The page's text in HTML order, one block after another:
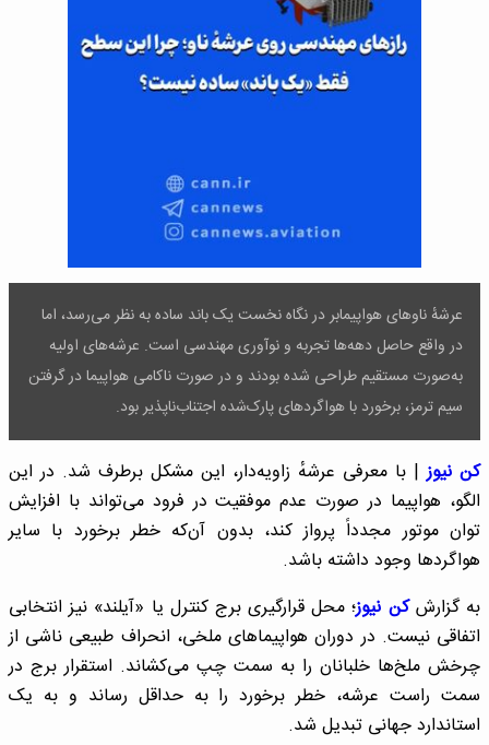
عرشهٔ ناوهای هواپیمابر در نگاه نخست یک باند ساده به نظر می‌رسد، اما
در واقع حاصل دهه‌ها تجربه و نوآوری مهندسی است. عرشه‌های اولیه
به‌صورت مستقیم طراحی شده بودند و در صورت ناکامی هواپیما در گرفتن
سیم ترمز، برخورد با هواگردهای پارک‌شده اجتناب‌ناپذیر بود.
کن نیوز| با معرفی عرشهٔ زاویه‌دار، این مشکل برطرف شد. در این
الگو، هواپیما در صورت عدم موفقیت در فرود می‌تواند با افزایش
توان موتور مجدداً پرواز کند، بدون آن‌که خطر برخورد با سایر
هواگردها وجود داشته باشد.
به گزارشکن نیوز؛ محل قرارگیری برج کنترل یا «آیلند» نیز انتخابی
اتفاقی نیست. در دوران هواپیماهای ملخی، انحراف طبیعی ناشی از
چرخش ملخ‌ها خلبانان را به سمت چپ می‌کشاند. استقرار برج در
سمت راست عرشه، خطر برخورد را به حداقل رساند و به یک
استاندارد جهانی تبدیل شد.